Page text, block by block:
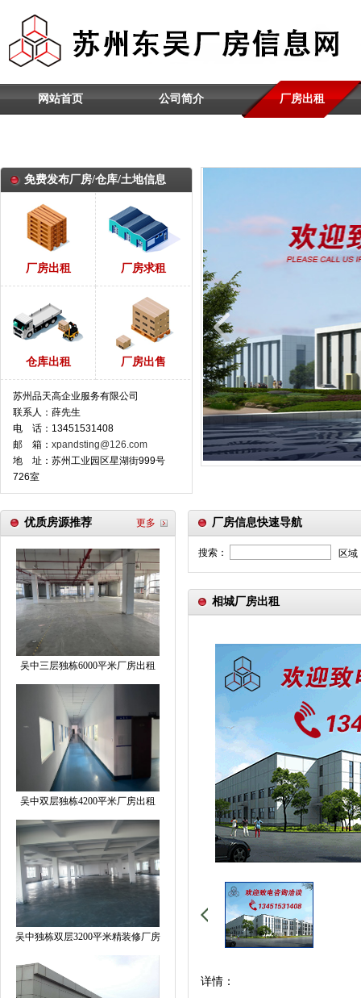
网站首页 公司简介 厂房出租
免费发布厂房/仓库/土地信息
厂房出租 厂房求租
仓库出租 厂房出售
苏州品天高企业服务有限公司
联系人：薛先生
电 话：13451531408
邮 箱： xpandsting@126.com
地 址：苏州工业园区星湖街999号
726室
优质房源推荐 更多
吴中三层独栋6000平米厂房出租
吴中双层独栋4200平米厂房出租
吴中独栋双层3200平米精装修厂房
厂房信息快速导航
搜索： 区
相城厂房出租
详情：